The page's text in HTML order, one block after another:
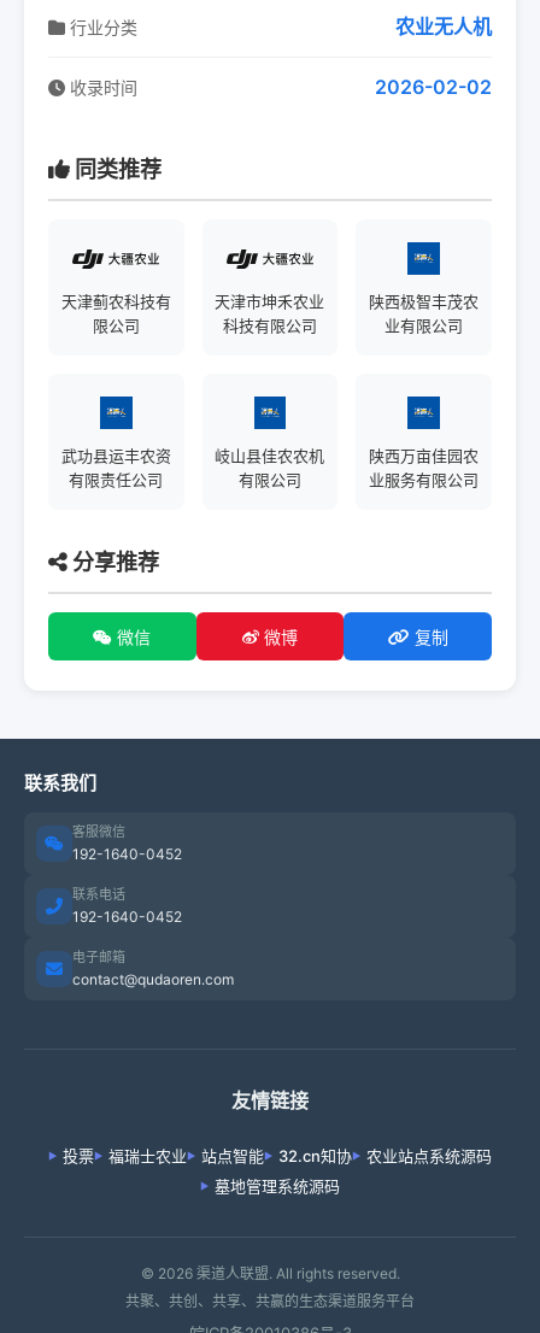
行业分类 农业无人机
收录时间 2026-02-02
同类推荐
天津蓟农科技有
限公司
天津市坤禾农业
科技有限公司
陕西极智丰茂农
业有限公司
武功县运丰农资
有限责任公司
岐山县佳农农机
有限公司
陕西万亩佳园农
业服务有限公司
分享推荐
微信 微博 复制
联系我们
客服微信
192-1640-0452
联系电话
192-1640-0452
电子邮箱
contact@qudaoren.com
友情链接
投票 福瑞士农业 站点智能 32.cn知协
农业站点系统源码
墓地管理系统源码
© 2026 渠道人联盟. All rights reserved.
共聚、共创、共享、共赢的生态渠道服务平台